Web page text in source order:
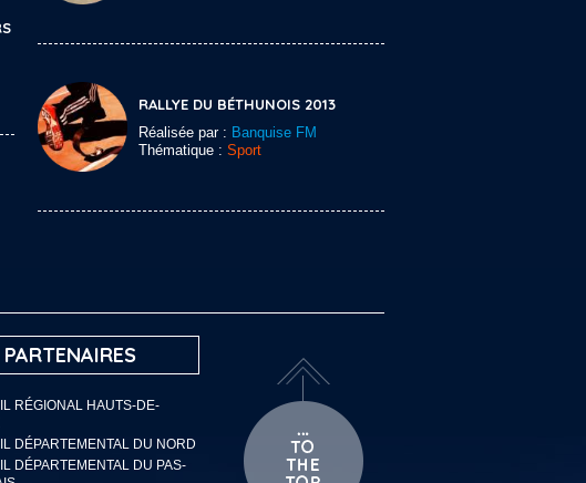
RALLYE DU BÉTHUNOIS 2013
Réalisée par : Banquise FM
Thématique : Sport
RÉGIONAL HAUTS-DE-
DÉPARTEMENTAL DU NORD
DÉPARTEMENTAL DU PAS-